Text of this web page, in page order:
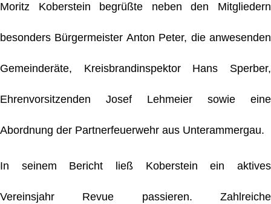
Moritz Koberstein begrüßte neben den Mitgliedern
besonders Bürgermeister Anton Peter, die anwesenden
Gemeinderäte, Kreisbrandinspektor Hans Sperber,
Ehrenvorsitzenden Josef Lehmeier sowie eine
Abordnung der Partnerfeuerwehr aus Unterammergau.
In seinem Bericht ließ Koberstein ein aktives
Vereinsjahr Revue passieren. Zahlreiche